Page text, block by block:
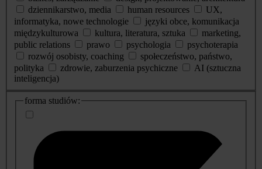
dziennikarstwo, media
human resources
UX,
informatyka, nowe technologie
języki obce, komunikacja
międzykulturowa
kultura, literatura, sztuka
marketing,
public relations
prawo psychologia
psychoterapia
rozwój osobisty, coaching
społeczeństwo, państwo,
polityka
zdrowie, zaburzenia psychiczne
AI (sztuczna
inteligencja)
dodatkowe
informacje
forma studiów: